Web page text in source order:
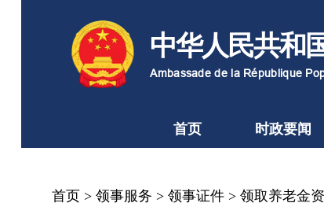
中华人民共和
Ambassade de la République
首页 时政要闻
首页> 领事服务 > 领事证件> 领取养老金